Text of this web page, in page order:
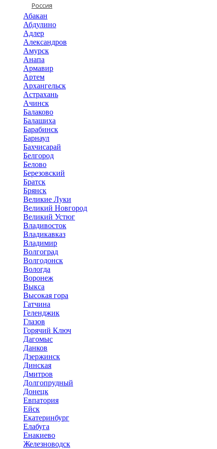
Россия
Абакан
Абдулино
Адлер
Александров
Амурск
Анапа
Армавир
Артем
Архангельск
Астрахань
Ачинск
Балаково
Балашиха
Барабинск
Барнаул
Бахчисарай
Белгород
Белово
Березовский
Братск
Брянск
Великие Луки
Великий Новгород
Великий Устюг
Владивосток
Владикавказ
Владимир
Волгоград
Волгодонск
Вологда
Воронеж
Выкса
Высокая гора
Гатчина
Геленджик
Глазов
Горячий Ключ
Дагомыс
Данков
Дзержинск
Динская
Дмитров
Долгопрудный
Донецк
Евпатория
Ейск
Екатеринбург
Елабуга
Енакиево
Железноводск